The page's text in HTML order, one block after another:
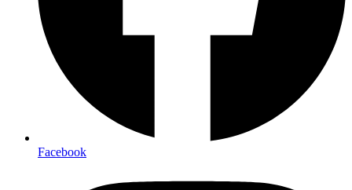
Facebook